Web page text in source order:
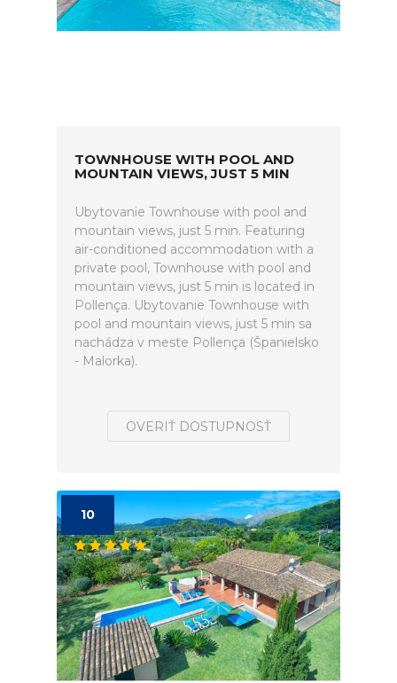
TOWNHOUSE WITH POOL AND
MOUNTAIN VIEWS, JUST 5 MIN
Ubytovanie Townhouse with pool and
mountain views, just 5 min. Featuring
air-conditioned accommodation with a
private pool, Townhouse with pool and
mountain views, just 5 min is located in
Pollença. Ubytovanie Townhouse with
pool and mountain views, just 5 min sa
nachádza v meste Pollença (Španielsko
- Malorka).
OVERIŤ DOSTUPNOSŤ
10